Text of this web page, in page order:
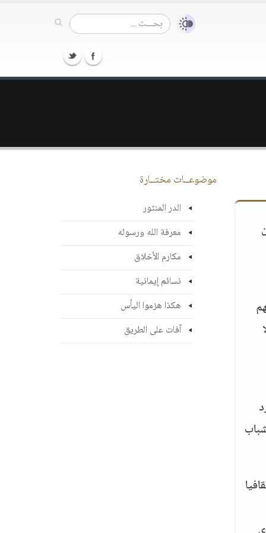
موضوعــات مختــارة
الدر المنثور
معرفة الله ورسوله
مكارم الأخلاق
نسائم إيمانية
هكذا هزموا اليأس
آفات على الطريق